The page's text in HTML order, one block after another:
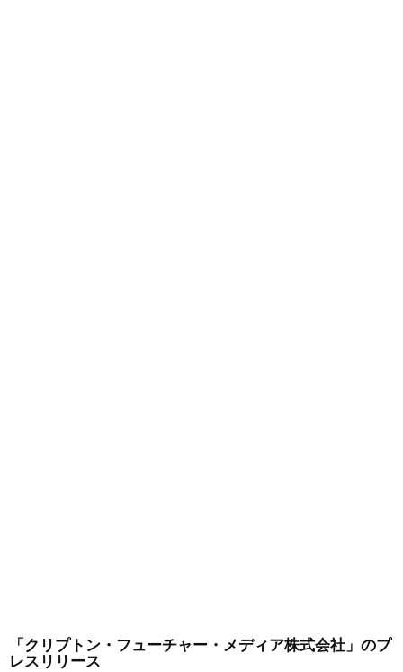
「クリプトン・フューチャー・メディア株式会社」 のプ
レスリリース